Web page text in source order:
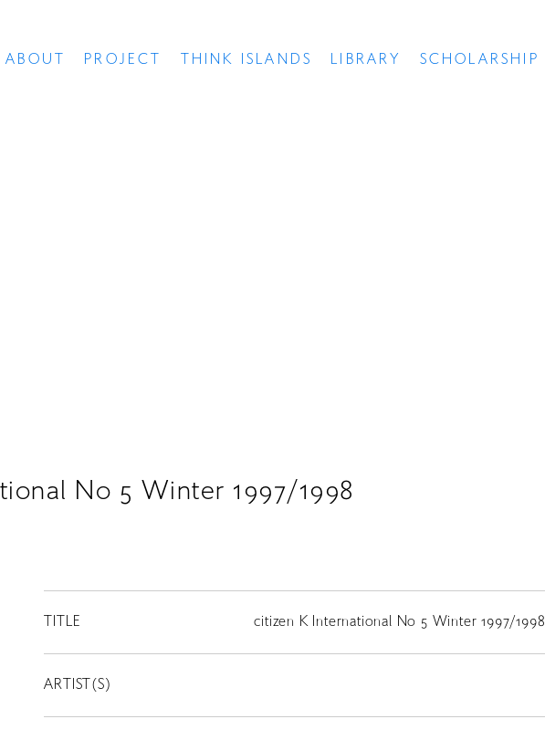
ABOUT PROJECT THINK ISLANDS LIBRARY SCHOLARSHIP
No 5 Winter 1997/1998
TITLE citizen K International No 5 Winter 1997/1998
ARTIST(S)